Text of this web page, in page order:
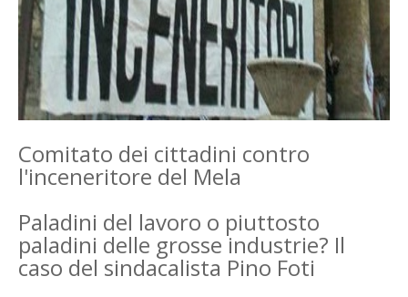
Comitato dei cittadini contro
l'inceneritore del Mela
Paladini del lavoro o piuttosto
paladini delle grosse industrie? Il
caso del sindacalista Pino Foti